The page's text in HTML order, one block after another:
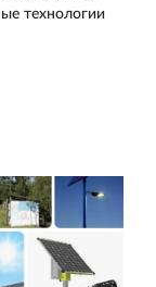
технологии